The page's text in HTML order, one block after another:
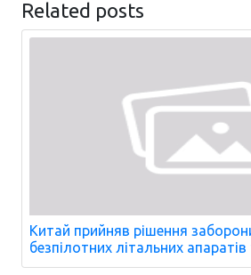
Related posts
Китай прийняв рішення
безпілотних літальних